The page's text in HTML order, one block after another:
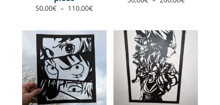
50,00€ – 110,00€Plage
de
de